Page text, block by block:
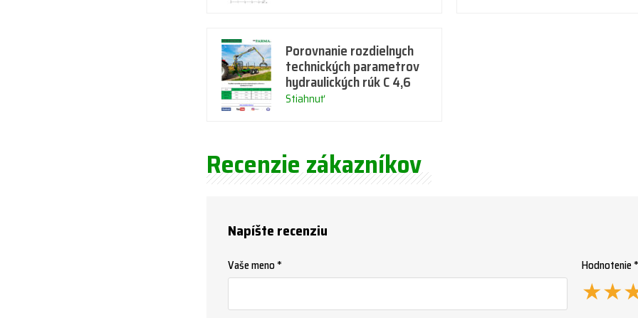
Porovnanie rozdielnych
technických parametrov
hydraulických rúk C 4,6
Stiahnuť
Recenzie zákazníkov
Napíšte recenziu
Vaše meno * Hodnotenie *
★
★